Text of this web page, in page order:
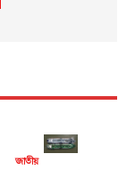
জাতীয়